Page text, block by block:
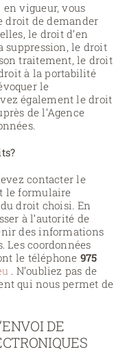
vigueur, vous
droit de demander
le droit d’en
suppression, le droit
traitement, le droit
à la portabilité
le
également le droit
de l’Agence
contacter le
le formulaire
droit choisi. En
à l’autorité de
des informations
Les coordonnées
le téléphone 975
. N’oubliez pas de
qui nous permet de
DE